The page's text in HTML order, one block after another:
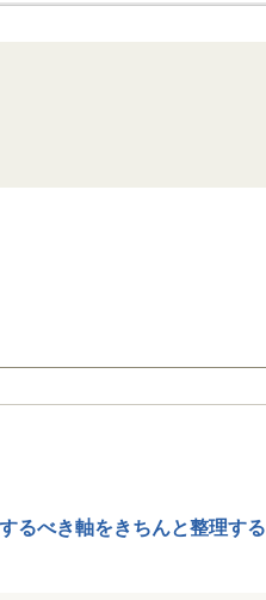
るべき軸をきちんと整理する